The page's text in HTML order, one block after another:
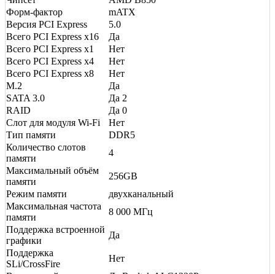
Форм-фактор
mATX
Версия PCI Express
5.0
Всего PCI Express x16
Да
Всего PCI Express x1
Нет
Всего PCI Express x4
Нет
Всего PCI Express x8
Нет
M.2
Да
SATA 3.0
Да 2
RAID
Да 0
Слот для модуля Wi-Fi
Нет
Тип памяти
DDR5
Количество слотов
памяти
4
Максимальный объём
памяти
256GB
Режим памяти
двухканальный
Максимальная частота
памяти
8 000 МГц
Поддержка встроенной
графики
Да
Поддержка
SLi/CrossFire
Нет